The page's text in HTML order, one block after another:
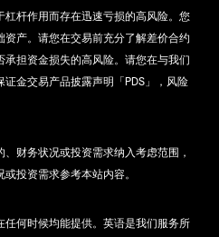
杠杆作用而存在迅速亏损的高风险。您
产。请您在交易前充分了解差价合约
担资金损失的高风险。请您在与我们
金交易产品披露声明「PDS」，风险
财务状况或投资需求纳入考虑范围，
投资需求参考本站内容。
何时候均能提供。英语是我们服务所